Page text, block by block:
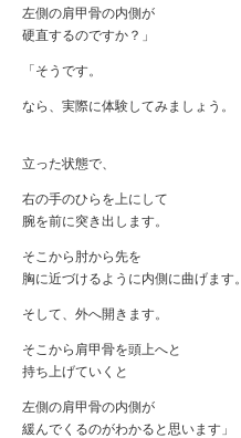
左側の肩甲骨の内側が
硬直するのですか？」
「そうです。
なら、実際に体験してみましょう。
立った状態で、
右の手のひらを上にして
腕を前に突き出します。
そこから肘から先を
胸に近づけるように内側に曲げます。
そして、外へ開きます。
そこから肩甲骨を頭上へと
持ち上げていくと
左側の肩甲骨の内側が
緩んでくるのがわかると思います」